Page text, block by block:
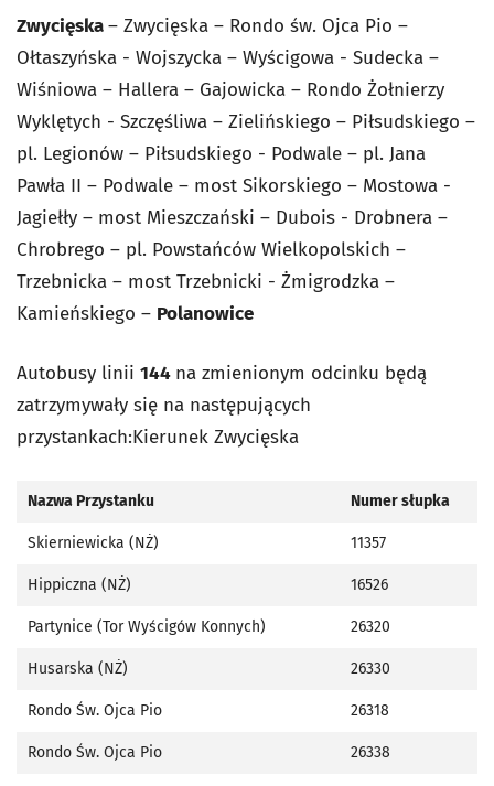
Zwycięska– Zwycięska – Rondo św. Ojca Pio –
Ołtaszyńska - Wojszycka – Wyścigowa - Sudecka –
Wiśniowa – Hallera – Gajowicka – Rondo Żołnierzy
Wyklętych - Szczęśliwa – Zielińskiego – Piłsudskiego –
pl. Legionów – Piłsudskiego - Podwale – pl. Jana
Pawła II – Podwale – most Sikorskiego – Mostowa -
Jagiełły – most Mieszczański – Dubois - Drobnera –
Chrobrego – pl. Powstańców Wielkopolskich –
Trzebnicka – most Trzebnicki - Żmigrodzka –
Kamieńskiego – Polanowice
Autobusy linii 144 na zmienionym odcinku będą
zatrzymywały się na następujących
przystankach:Kierunek Zwycięska
Nazwa Przystanku Numer słupka
Skierniewicka (NŻ) 11357
Hippiczna (NŻ) 16526
Partynice (Tor Wyścigów Konnych) 26320
Husarska (NŻ) 26330
Rondo Św. Ojca Pio 26318
Rondo Św. Ojca Pio 26338